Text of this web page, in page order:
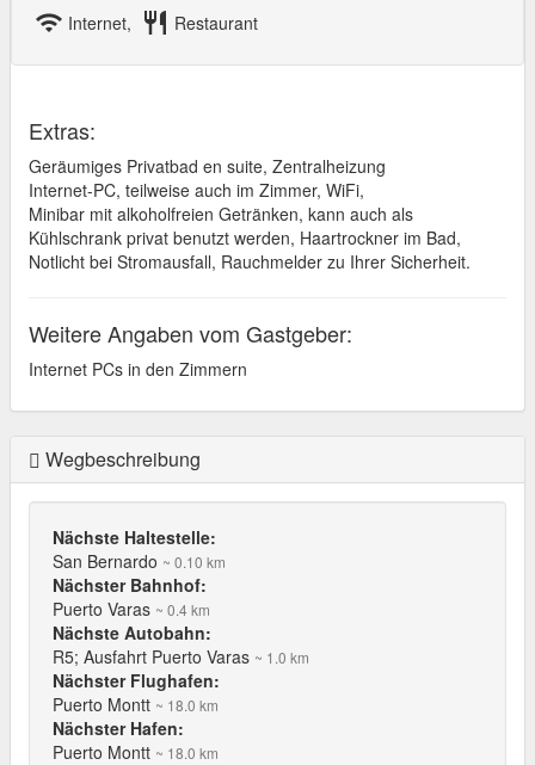
wifi Internet, restaurant Restaurant
Extras:
Geräumiges Privatbad en suite, Zentralheizung
Internet-PC, teilweise auch im Zimmer, WiFi,
Minibar mit alkoholfreien Getränken, kann auch als
Kühlschrank privat benutzt werden, Haartrockner im Bad,
Notlicht bei Stromausfall, Rauchmelder zu Ihrer Sicherheit.
Weitere Angaben vom Gastgeber:
Internet PCs in den Zimmern
Wegbeschreibung
Nächste Haltestelle:
San Bernardo ~ 0.10 km
Nächster Bahnhof:
Puerto Varas ~ 0.4 km
Nächste Autobahn:
R5; Ausfahrt Puerto Varas ~ 1.0 km
Nächster Flughafen:
Puerto Montt ~ 18.0 km
Nächster Hafen:
Puerto Montt ~ 18.0 km